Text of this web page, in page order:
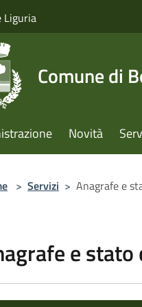
Liguria
Comune di
Novità
> Servizi > Anagrafe e
e stato